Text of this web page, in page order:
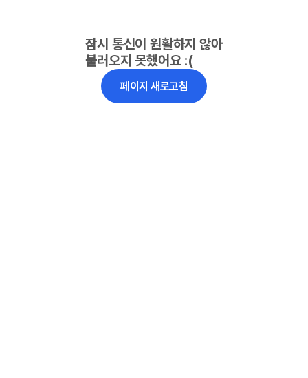
잠시 통신이 원활하지 않아
불러오지 못했어요 :(
페이지 새로고침